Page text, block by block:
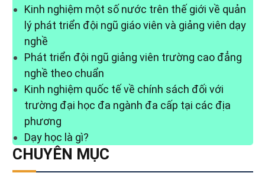
Kinh nghiệm một số nước trên thế giới về quản
lý phát triển đội ngũ giáo viên và giảng viên dạy
nghề
Phát triển đội ngũ giảng viên trường cao đẳng
nghề theo chuẩn
Kinh nghiệm quốc tế về chính sách đối với
trường đại học đa ngành đa cấp tại các địa
phương
Dạy học là gì?
CHUYÊN MỤC